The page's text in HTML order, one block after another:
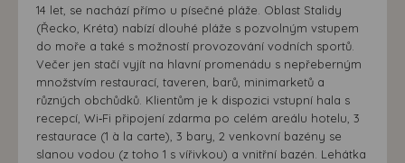
14 let, se nachází přímo u písečné pláže. Oblast Stalidy
(Řecko, Kréta) nabízí dlouhé pláže s pozvolným vstupem
do moře a také s možností provozování vodních sportů.
Večer jen stačí vyjít na hlavní promenádu s nepřeberným
množstvím restaurací, taveren, barů, minimarketů a
různých obchůdků. Klientům je k dispozici vstupní hala s
recepcí, Wi‑Fi připojení zdarma po celém areálu hotelu, 3
restaurace (1 à la carte), 3 bary, 2 venkovní bazény se
slanou vodou (z toho 1 s vířivkou) a vnitřní bazén. Lehátka